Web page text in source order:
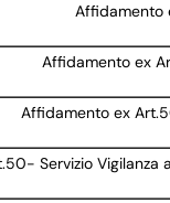
Affidamento
Affidamento ex
Affidamento ex
Servizio